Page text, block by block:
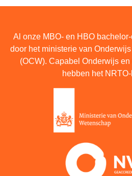
Al onze MBO- en HBO
door het ministerie van
(OCW). Capabel Onderwijs
hebben het